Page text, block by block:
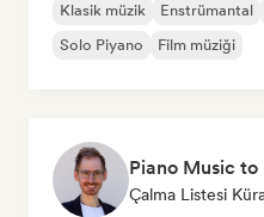
Klasik müzik Enstrümantal
Solo Piyano
Film müziği
Çalma Listesi